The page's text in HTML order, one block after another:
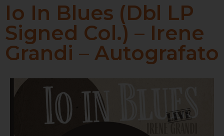
Io In Blues (Dbl LP
Signed Col.) – Irene
Grandi – Autografato